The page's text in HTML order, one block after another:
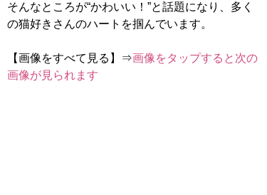
そんなところが“かわいい！”と話題になり、多く
の猫好きさんのハートを掴んでいます。
【画像をすべて見る】⇒画像をタップすると次の
画像が見られます